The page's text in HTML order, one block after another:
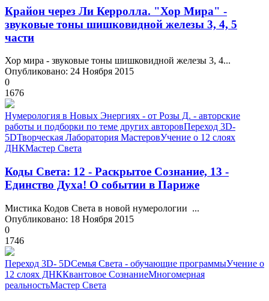
Крайон через Ли Керролла. "Хор Мира" -
звуковые тоны шишковидной железы 3, 4, 5
части
Хор мира - звуковые тоны шишковидной железы 3, 4...
Опубликовано: 24 Ноября 2015
0
1676
Нумерология в Новых Энергиях - от Розы Д. - авторские
работы и подборки по теме других авторовПереход 3D-
5DТворческая Лаборатория МастеровУчение о 12 слоях
ДНКМастер Света
Коды Света: 12 - Раскрытое Сознание, 13 -
Единство Духа! О событии в Париже
Мистика Кодов Света в новой нумерологии ...
Опубликовано: 18 Ноября 2015
0
1746
Переход 3D- 5DСемья Света - обучающие программыУчение о
12 слоях ДНККвантовое СознаниеМногомерная
реальностьМастер Света